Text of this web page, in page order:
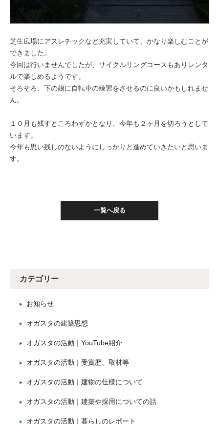
芝生広場にアスレチックなど充実していて、かなり楽しむことが
できました。
今回は行いませんでしたが、サイクルリングコースもありレンタ
ルで楽しめるようです。
そろそろ、下の娘に自転車の練習をさせるのに良いかもしれませ
ん。
１０月も残すところわずかとなり、今年も２ヶ月を切ろうとして
います。
今年も思い残しのないようにしっかりと進めていきたいと思いま
す。
一覧へ戻る
カテゴリー
お知らせ
オガスタの建築思想
オガスタの活動｜YouTube紹介
オガスタの活動｜受賞歴、取材等
オガスタの活動｜建物の仕様について
オガスタの活動｜建築や採用についての話
オガスタの活動｜暮らしのレポート